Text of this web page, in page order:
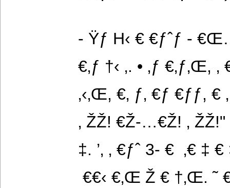
- Ÿƒ H‹ € €ƒˆƒ - €Œ…
€‚ƒ †‹ ‚. • ‚ƒ €‚ƒ‚Œ,
‚‹‚Œ, €‚ ƒ‚ €ƒ €ƒƒ,
‚ ŽŽ! €Ž-…€Ž! ‚ ŽŽ!" -
‡. ’‚ ‚ €ƒˆ 3- €  ‚€ ‡ €
 €€‹ €‚Œ Ž € †‚Œ. ˜